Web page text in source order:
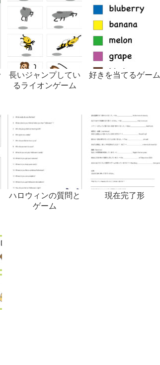
長いジャンプしてい
るライオンゲーム
好きを当てるゲーム
ハロウィンの質問と
ゲーム
現在完了形